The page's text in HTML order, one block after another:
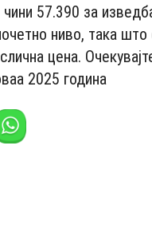
57.390 за
ниво, така
цена.
2025 година